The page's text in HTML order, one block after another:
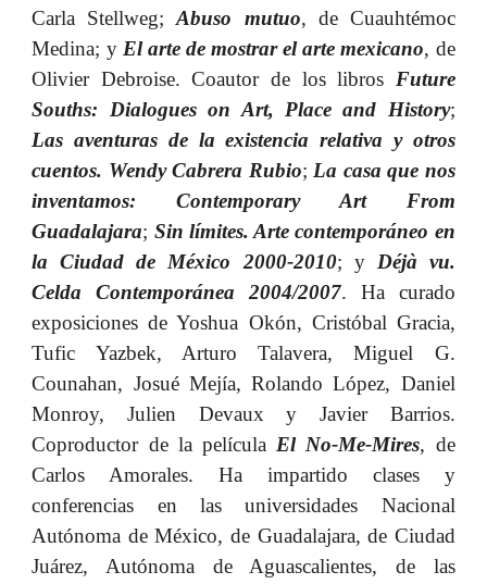
Carla Stellweg;Abuso mutuo, de Cuauhtémoc
Medina; y El arte de mostrar el arte mexicano, de
Olivier Debroise.Coautor de los libros Future
Souths: Dialogues on Art, Place and History;
Las aventuras de la existencia relativa y otros
cuentos. Wendy Cabrera Rubio; La casa que nos
inventamos: Contemporary Art From
Guadalajara; Sin límites. Arte contemporáneo en
la Ciudad de México 2000-2010; y Déjà vu.
Celda Contemporánea 2004/2007.
Ha curado
exposiciones de Yoshua Okón, Cristóbal Gracia,
Tufic Yazbek, Arturo Talavera, Miguel G.
Counahan, Josué Mejía, Rolando López, Daniel
Monroy,Julien Devaux y
Javier Barrios.
Coproductor de la película El No-Me-Mires, de
Carlos Amorales. Ha impartido clases y
conferencias en las universidades Nacional
Autónoma de México, de Guadalajara, de Ciudad
Juárez, Autónoma de Aguascalientes, de las